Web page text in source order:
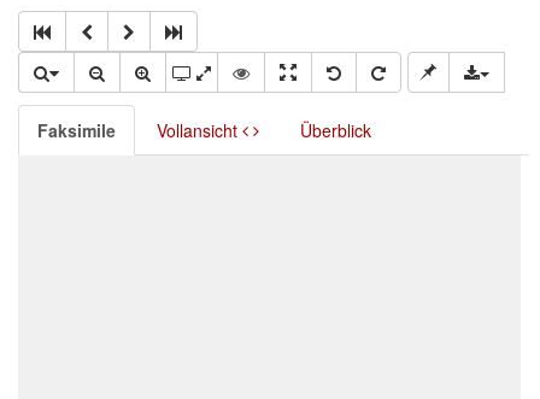
Faksimile Vollansicht Überblick